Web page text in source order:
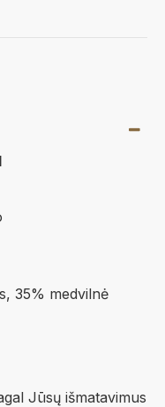
35% medvilnė
Jūsų išmatavimus